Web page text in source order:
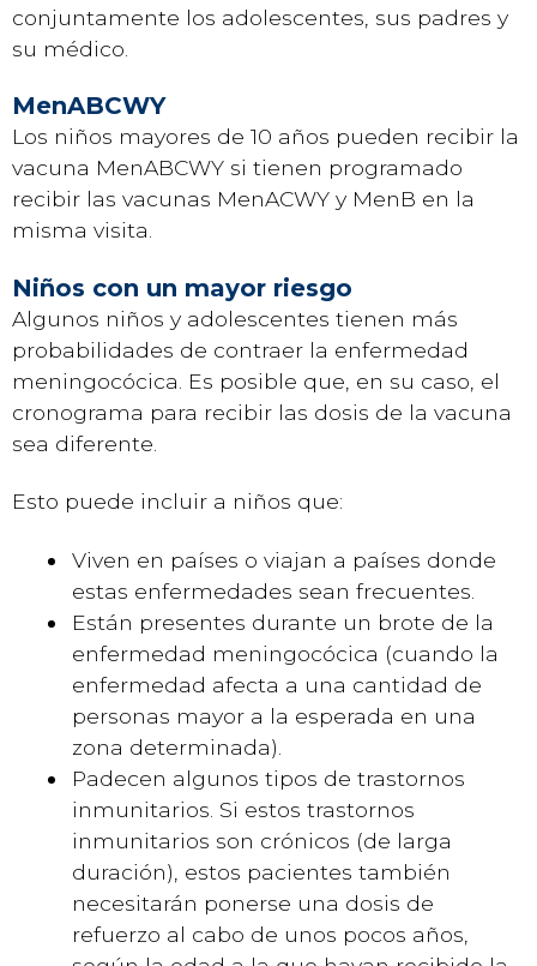
conjuntamente los adolescentes, sus padres y
su médico.
MenABCWY
Los niños mayores de 10 años pueden recibir la
vacuna MenABCWY si tienen programado
recibir las vacunas MenACWY y MenB en la
misma visita.
Niños con un mayor riesgo
Algunos niños y adolescentes tienen más
probabilidades de contraer la enfermedad
meningocócica. Es posible que, en su caso, el
cronograma para recibir las dosis de la vacuna
sea diferente.
Esto puede incluir a niños que:
Viven en países o viajan a países donde
estas enfermedades sean frecuentes.
Están presentes durante un brote de la
enfermedad meningocócica (cuando la
enfermedad afecta a una cantidad de
personas mayor a la esperada en una
zona determinada).
Padecen algunos tipos de trastornos
inmunitarios. Si estos trastornos
inmunitarios son crónicos (de larga
duración), estos pacientes también
necesitarán ponerse una dosis de
refuerzo al cabo de unos pocos años,